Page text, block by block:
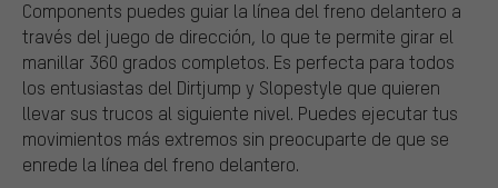
Components puedes guiar la línea del freno delantero a
través del juego de dirección, lo que te permite girar el
manillar 360 grados completos. Es perfecta para todos
los entusiastas del Dirtjump y Slopestyle que quieren
llevar sus trucos al siguiente nivel. Puedes ejecutar tus
movimientos más extremos sin preocuparte de que se
enrede la línea del freno delantero.